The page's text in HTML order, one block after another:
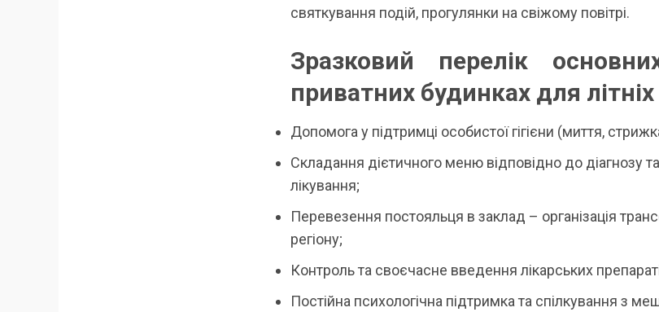
святкування подій, прогулянки на свіжому повітрі.
Зразковий перелік
приватних будинках для літніх
Допомога у підтримці особистої гігієни (миття,
Складання дієтичного меню відповідно до діагнозу
лікування;
Перевезення постояльця в заклад – організація
регіону;
Контроль та своєчасне введення лікарських
Постійна психологічна підтримка та спілкування з